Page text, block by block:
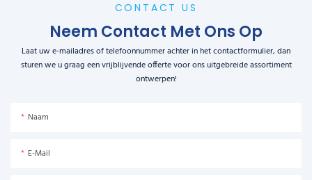
CONTACT US
Neem Contact Met Ons Op
Laat uw e-mailadres of telefoonnummer achter in het contactformulier, dan
sturen we u graag een vrijblijvende offerte voor ons uitgebreide assortiment
ontwerpen!
Naam
E-Mail